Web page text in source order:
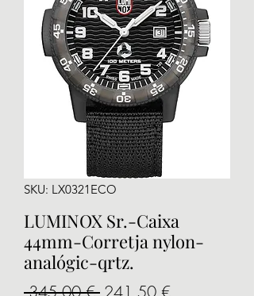
SKU: LX0321ECO
LUMINOX Sr.-Caixa
44mm-Corretja nylon-
analógic-qrtz.
345,00 € Precio
241,50 €Precio